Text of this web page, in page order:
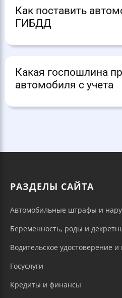
Как поставить
ГИБДД
Какая госпошлина
автомобиля с учета
РАЗДЕЛЫ САЙТА
Автомобильные штрафы и
Беременность, роды и
Водительское удостоверение и
Госуслуги
Кредиты и финансы